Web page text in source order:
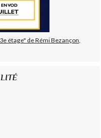
étage" de Rémi Bezançon,